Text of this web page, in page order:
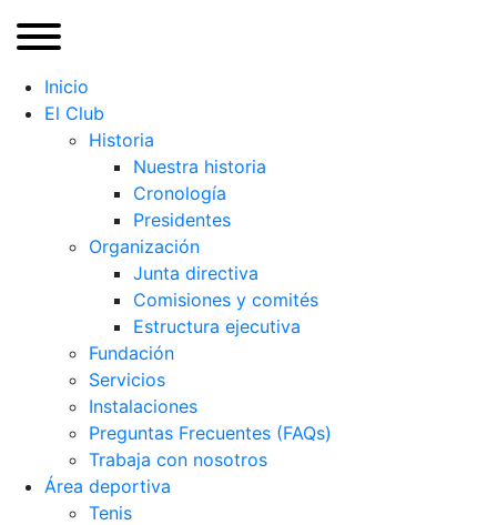
Inicio
El Club
Historia
Nuestra historia
Cronología
Presidentes
Organización
Junta directiva
Comisiones y comités
Estructura ejecutiva
Fundación
Servicios
Instalaciones
Preguntas Frecuentes (FAQs)
Trabaja con nosotros
Área deportiva
Tenis